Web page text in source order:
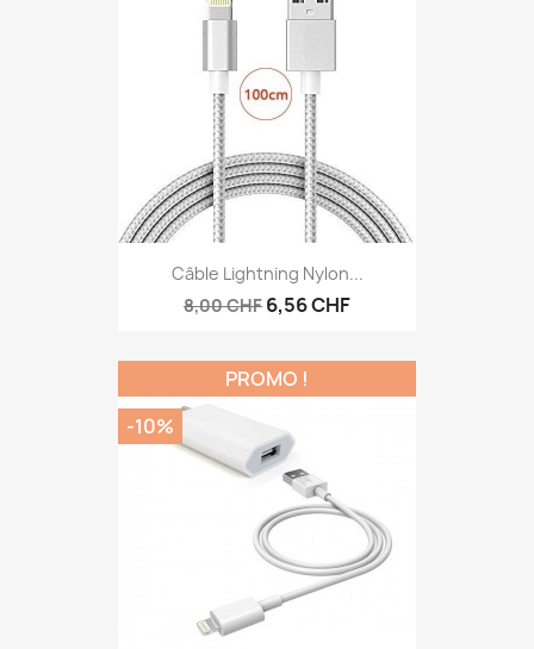
Câble Lightning Nylon...
8,00 CHF 6,56 CHF
PROMO !
-10%